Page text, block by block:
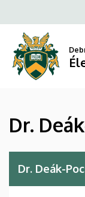
Deák-
Pocsai
Krisztina
Élettani
Intézet
a
tartalomra
Dr.
Dr. Deák-